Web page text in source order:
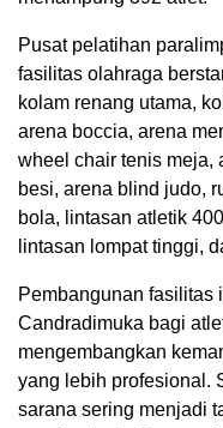
Pusat pelatihan
fasilitas olahraga
kolam renang utama,
arena boccia, arena
wheel chair tenis meja,
besi, arena blind judo,
bola, lintasan atletik
lintasan lompat tinggi,
Pembangunan fasilitas
Candradimuka bagi
mengembangkan
yang lebih profesional.
sarana sering menjadi